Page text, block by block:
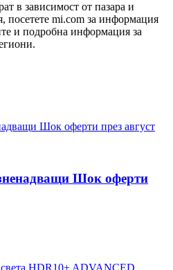
в зависимост от пазара и
посетете mi.com за информация
и подробна информация за
Шок оферти